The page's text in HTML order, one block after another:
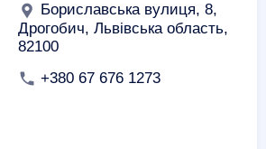
Бориславська вулиця, 8,
Дрогобич, Львівська область,
82100
+380 67 676 1273